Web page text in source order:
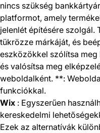
nincs szükség
platformot, amely
jelenlét építésére szolgál.
tükrözze márkáját, és
eszközökkel szólítsa meg
és valósítsa meg
weboldalként. **:
funkciókkal.
Wix : Egyszerűen
kereskedelmi
Ezek az alternatívák